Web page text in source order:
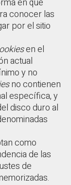
en que
conocer las
por el sitio
en el
actual
y no
no contienen
específica, y
disco duro al
como
de las
de